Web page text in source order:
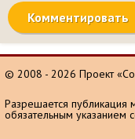
© 2008 - 2026 Проект
Разрешается публикация
обязательным указанием